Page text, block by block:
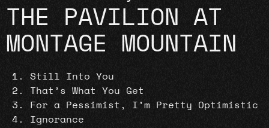
THE PAVILION AT
MONTAGE MOUNTAIN
Still Into You
That’s What You Get
For a Pessimist, I’m Pretty Optimistic
Ignorance